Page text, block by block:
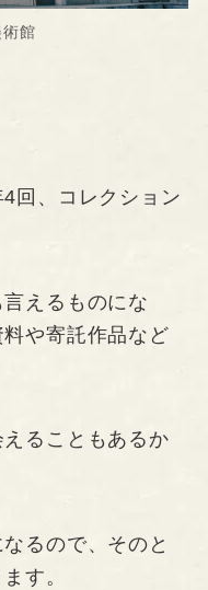
館
回、コレクション
えるものにな
や寄託作品など
ることもあるか
るので、そのと
す。